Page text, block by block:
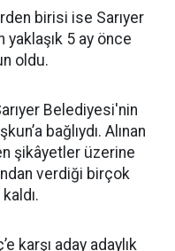
birisi ise Sarıyer
yaklaşık 5 ay önce
oldu.
Belediyesi'nin
bağlıydı. Alınan
şikâyetler üzerine
verdiği birçok
karşı aday adaylık